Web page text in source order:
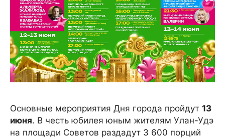
Основные мероприятия Дня города пройдут 13
июня. В честь юбилея юным жителям Улан-Удэ
на площади Советов раздадут 3 600 порций